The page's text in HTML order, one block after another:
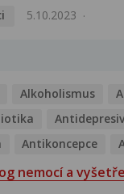
5.10.2023
Alkoholismus
Antikoncepce
nemocí a